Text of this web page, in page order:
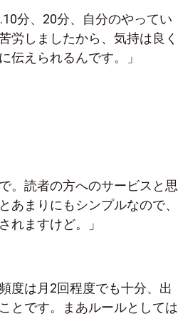
分、20分、自分のやってい
労しましたから、気持は良く
伝えられるんです。」
。読者の方へのサービスと思
あまりにもシンプルなので、
れますけど。」
度は月2回程度でも十分、出
とです。まあルールとしては